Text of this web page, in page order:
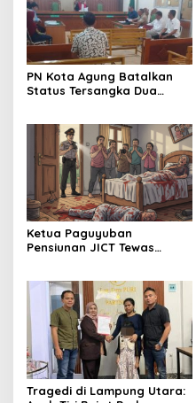
PN Kota Agung Batalkan
Status Tersangka Dua
Ketua Paguyuban
Pensiunan JICT Tewas
Dugaan Perampokan
Tragedi di Lampung Utara: